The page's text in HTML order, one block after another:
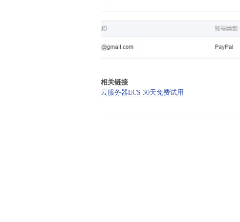
相关链接
云服务器ECS 30天免费试用